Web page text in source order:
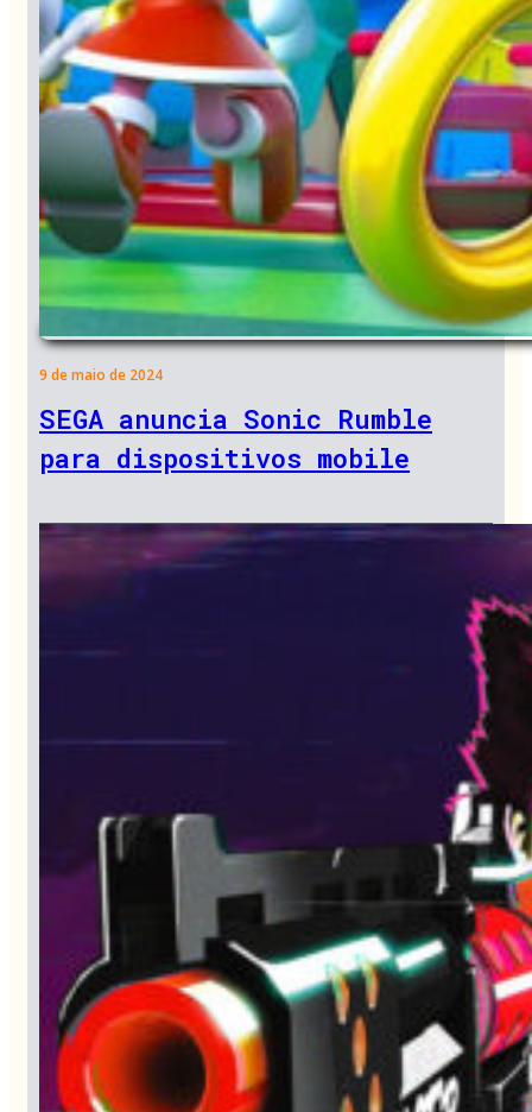
9 de maio de 2024
SEGA anuncia Sonic Rumble
para dispositivos mobile